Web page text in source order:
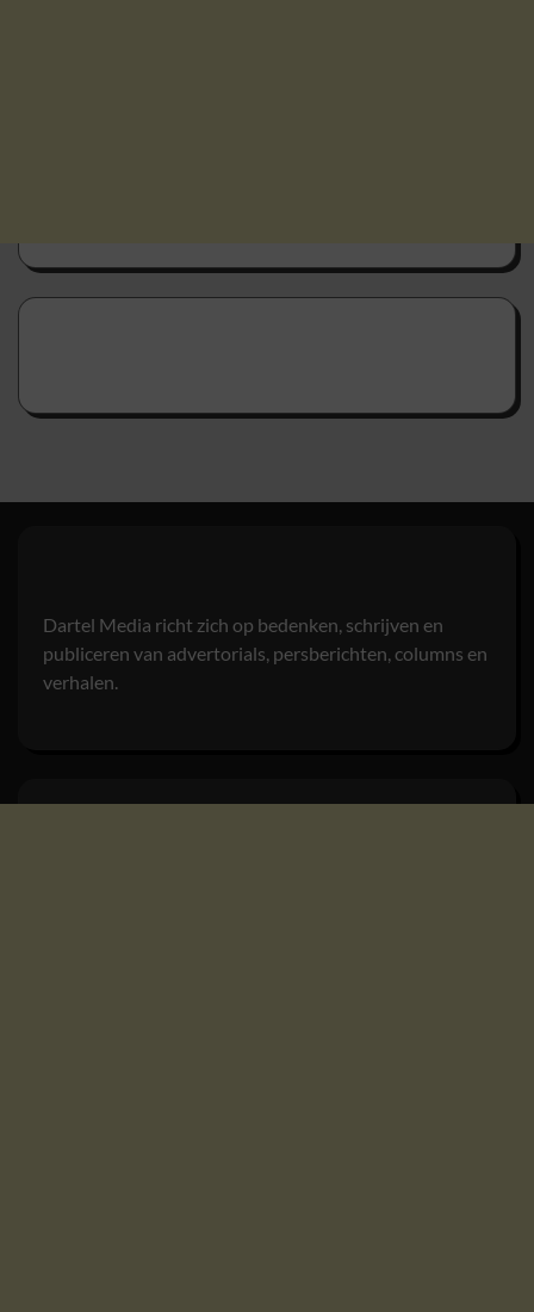
Dartel Media richt zich op bedenken, schrijven en
publiceren van advertorials, persberichten, columns en
verhalen.